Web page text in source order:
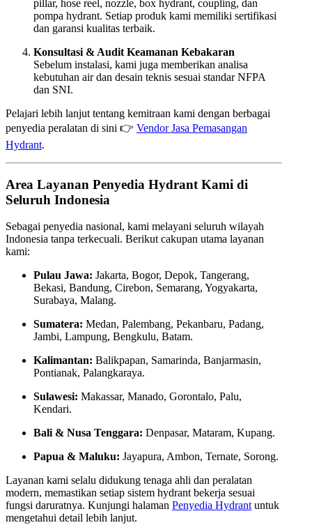
pillar, hose reel, nozzle, box hydrant, coupling, dan
pompa hydrant. Setiap produk kami memiliki sertifikasi
dan garansi kualitas terbaik.
Konsultasi & Audit Keamanan Kebakaran
Sebelum instalasi, kami juga memberikan analisa
kebutuhan air dan desain teknis sesuai standar NFPA
dan SNI.
Pelajari lebih lanjut tentang kemitraan kami dengan berbagai
penyedia peralatan di sini 👉 Vendor Jasa Pemasangan
Hydrant.
Area Layanan Penyedia Hydrant Kami di
Seluruh Indonesia
Sebagai penyedia nasional, kami melayani seluruh wilayah
Indonesia tanpa terkecuali. Berikut cakupan utama layanan
kami:
Pulau Jawa: Jakarta, Bogor, Depok, Tangerang,
Bekasi, Bandung, Cirebon, Semarang, Yogyakarta,
Surabaya, Malang.
Sumatera: Medan, Palembang, Pekanbaru, Padang,
Jambi, Lampung, Bengkulu, Batam.
Kalimantan: Balikpapan, Samarinda, Banjarmasin,
Pontianak, Palangkaraya.
Sulawesi: Makassar, Manado, Gorontalo, Palu,
Kendari.
Bali & Nusa Tenggara: Denpasar, Mataram, Kupang.
Papua & Maluku: Jayapura, Ambon, Ternate, Sorong.
Layanan kami selalu didukung tenaga ahli dan peralatan
modern, memastikan setiap sistem hydrant bekerja sesuai
fungsi daruratnya. Kunjungi halaman Penyedia Hydrantuntuk
mengetahui detail lebih lanjut.